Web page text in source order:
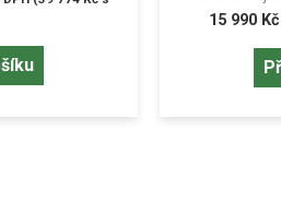
15 990 Kč